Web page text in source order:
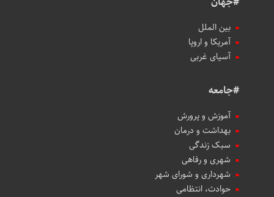
بین الملل
آمریکا و اروپا
آسیای غربی
#جامعه
آموزش و پرورش
بهداشت و درمان
سبک زندگی
شهری و رفاهی
شهرداری و شورای شهر
حوادث، انتظامی